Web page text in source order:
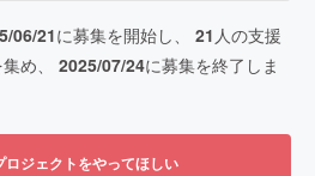
06/21に募集を開始し、 21 人の支援
め、 2025/07/24に募集を終了しま
ロジェクトをやってほしい